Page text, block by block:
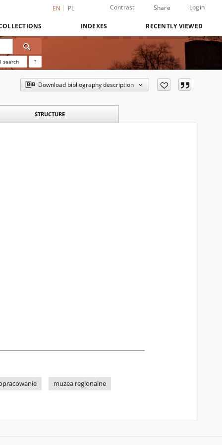
EN PL Contrast Share Login
INDEXES RECENTLY VIEWED
search ?
Download bibliography description
STRUCTURE
muzea regionalne